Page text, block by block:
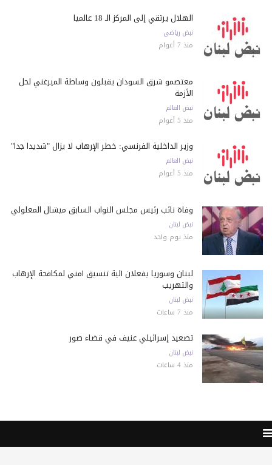
الهلال يرتقي إلى المركز الـ 18 عالمياً
نبض رياضي
منذ 7 أعوام
معتصمو شرق السودان يقبلون وساطة الميرغني لحل
الأزمة
نبض العالم
منذ 5 أعوام
وزير الداخلية الفرنسي: خطر الإرهاب لا يزال "شديداً جداً"
نبض العالم
منذ 5 أعوام
وفاة نائب رئيس مجلس النواب السابق ميشال المعلولي
نبض لبنان
منذ يوم واحد
لبنان وسوريا يفعلان آلية تنسيق أمني لمكافحة الإرهاب
والتهريب
نبض لبنان
منذ 7 ساعات
تصعيد إسرائيلي عنيف في قضاء صور
نبض لبنان
منذ 4 ساعات